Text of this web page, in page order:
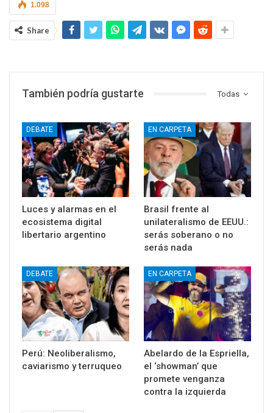
1.098
Share
Todas
También podría gustarte
DEBATE
Luces y alarmas en el
ecosistema digital
libertario argentino
EN CARPETA
Brasil frente al
unilateralismo de EEUU.:
serás soberano o no
serás nada
DEBATE
Perú: Neoliberalismo,
caviarismo y terruqueo
EN CARPETA
Abelardo de la Espriella,
el ‘showman’ que
promete venganza
contra la izquierda